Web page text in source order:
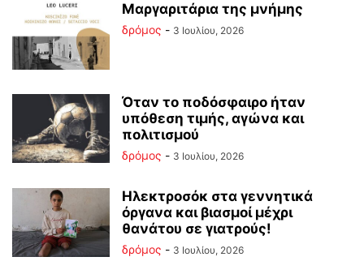
Μαργαριτάρια της μνήμης
δρόμος - 3 Ιουλίου, 2026
Όταν το ποδόσφαιρο ήταν
υπόθεση τιμής, αγώνα και
πολιτισμού
δρόμος - 3 Ιουλίου, 2026
Ηλεκτροσόκ στα γεννητικά
όργανα και βιασμοί μέχρι
θανάτου σε γιατρούς!
δρόμος - 3 Ιουλίου, 2026